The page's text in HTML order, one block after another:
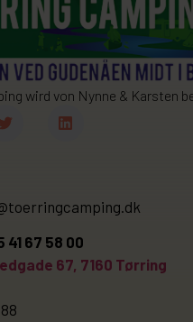
wird von Nynne & Karsten
67 58 00
67, 7160 Tørring